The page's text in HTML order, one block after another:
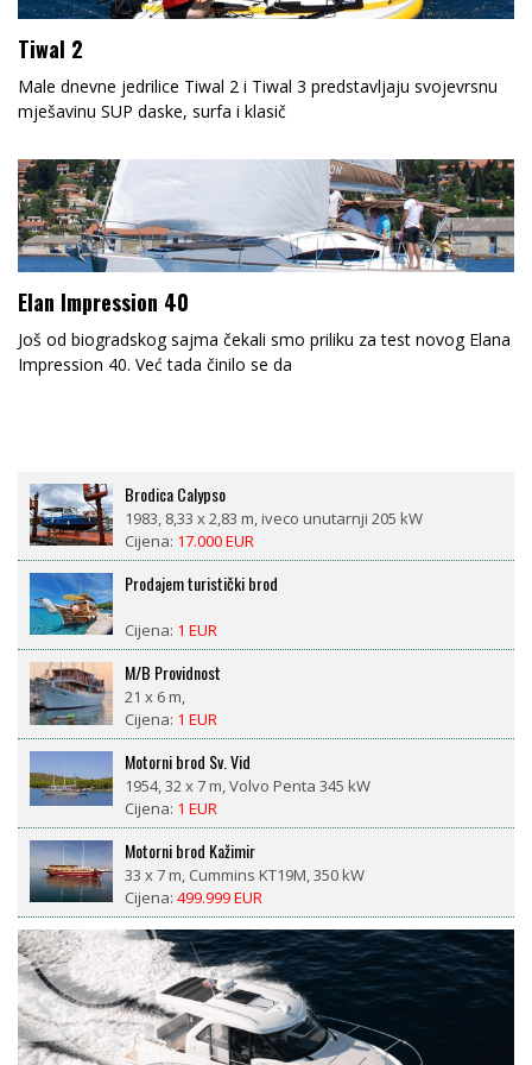
Tiwal 2
Male dnevne jedrilice Tiwal 2 i Tiwal 3 predstavljaju svojevrsnu
mješavinu SUP daske, surfa i klasič
Elan Impression 40
Još od biogradskog sajma čekali smo priliku za test novog Elana
Impression 40. Već tada činilo se da
Brodica Calypso
1983, 8,33 x 2,83 m, iveco unutarnji 205 kW
Cijena: 17.000 EUR
Prodajem turistički brod
Cijena: 1 EUR
M/B Providnost
21 x 6 m,
Cijena: 1 EUR
Motorni brod Sv. Vid
1954, 32 x 7 m, Volvo Penta 345 kW
Cijena: 1 EUR
Motorni brod Kažimir
33 x 7 m, Cummins KT19M, 350 kW
Cijena: 499.999 EUR
LM 27 motorsailor
1981, 8,4 x 2,6 m, Nani 29 ks diesel
Cijena:18.500 EUR
CROWNLINE BAYSIDE 765 AC – prikolica uključena, 377
radnih sati, spreman za sezonu